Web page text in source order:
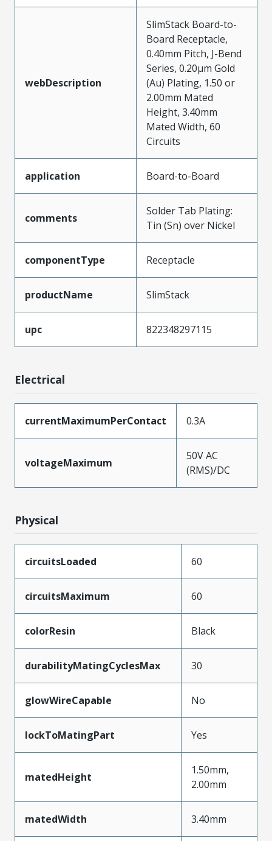
webDescription
SlimStack Board-to-
Board Receptacle,
0.40mm Pitch, J-Bend
Series, 0.20µm Gold
(Au) Plating, 1.50 or
2.00mm Mated
Height, 3.40mm
Mated Width, 60
Circuits
application Board-to-Board
comments
Solder Tab Plating:
Tin (Sn) over Nickel
componentType Receptacle
productName SlimStack
upc 822348297115
Electrical
currentMaximumPerContact 0.3A
voltageMaximum
50V AC
(RMS)/DC
Physical
circuitsLoaded 60
circuitsMaximum 60
colorResin Black
durabilityMatingCyclesMax 30
glowWireCapable No
lockToMatingPart Yes
matedHeight
1.50mm,
2.00mm
matedWidth 3.40mm